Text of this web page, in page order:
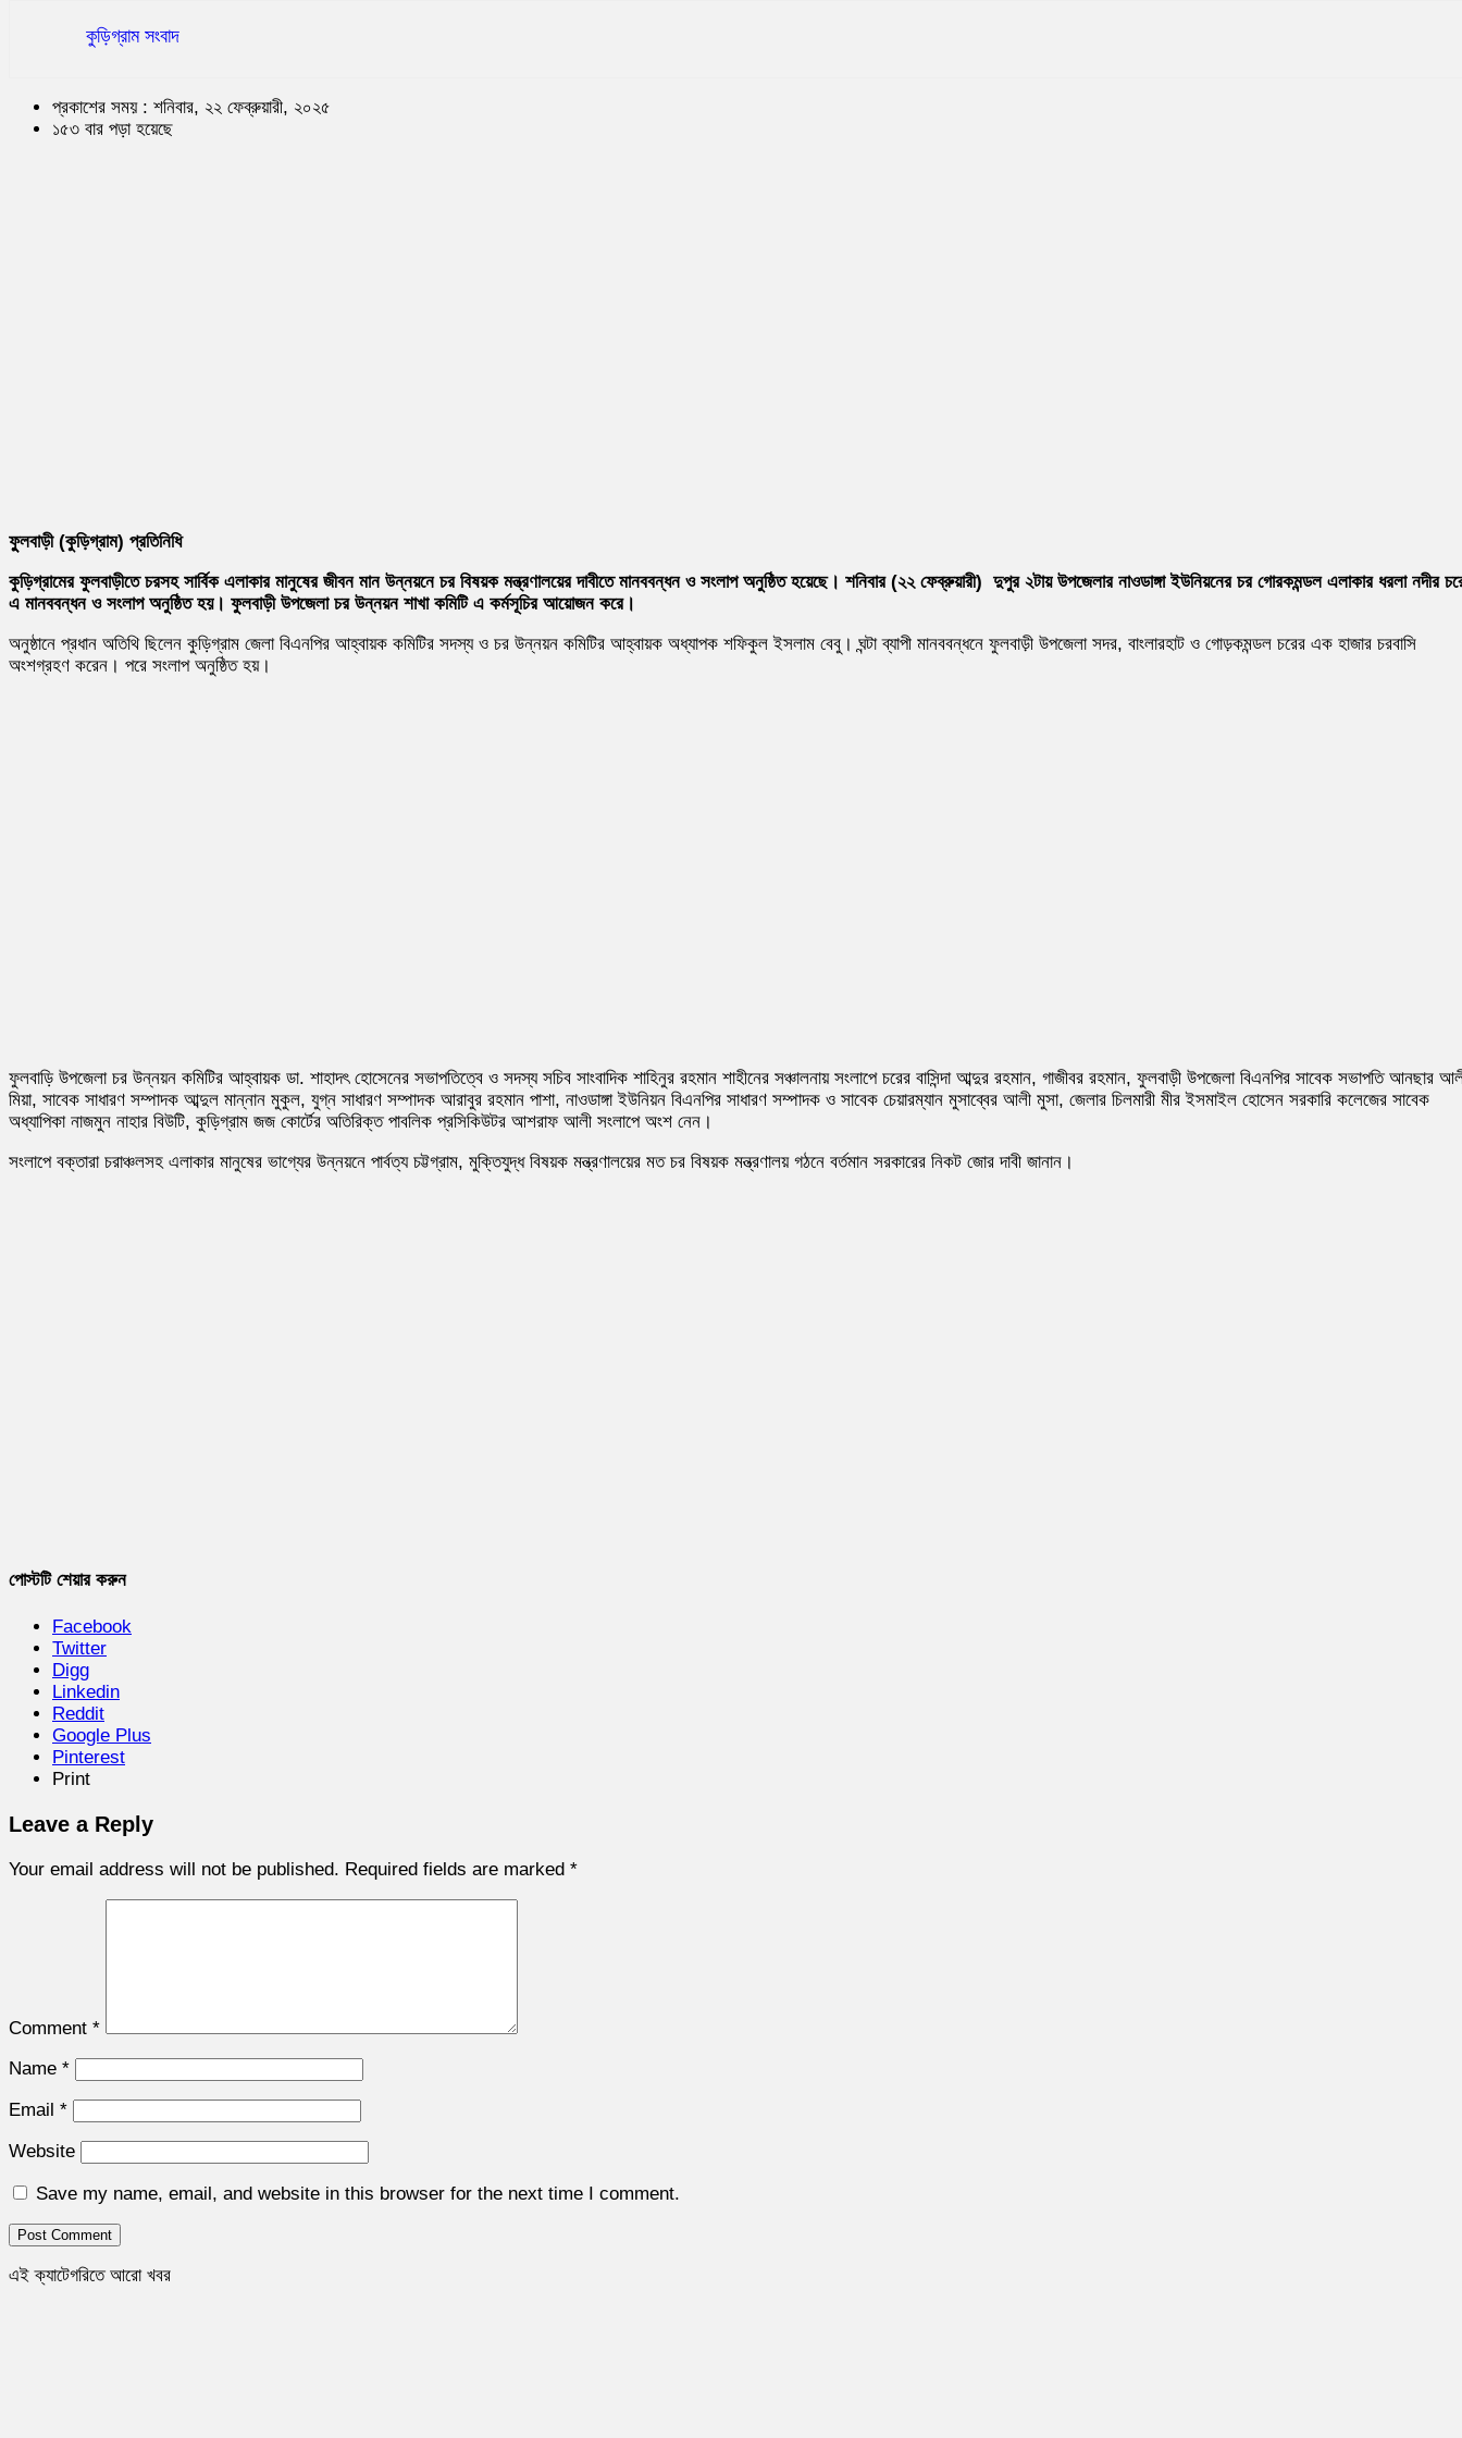
কুড়িগ্রাম সংবাদ
প্রকাশের সময় : শনিবার, ২২ ফেব্রুয়ারী, ২০২৫
১৫৩ বার পড়া হয়েছে
ফুুলবাড়ী (কুড়িগ্রাম) প্রতিনিধি
কুড়িগ্রামের ফুলবাড়ীতে চরসহ সার্বিক এলাকার মানুষের জীবন মান উন্নয়নে চর বিষয়ক মন্ত্রণালয়ের দাবীতে মানববন্ধন ও সংলাপ অনুষ্ঠিত হয়েছে। শনিবার (২২ ফেব্রুয়ারী) দুপুর ২টায় উপজেলার নাওডাঙ্গা ইউনিয়নের চর গোরকমন্ডল এলাকার ধরলা নদীর
এ মানববন্ধন ও সংলাপ অনুষ্ঠিত হয়। ফুলবাড়ী উপজেলা চর উন্নয়ন শাখা কমিটি এ কর্মসূচির আয়োজন করে।
অনুষ্ঠানে প্রধান অতিথি ছিলেন কুড়িগ্রাম জেলা বিএনপির আহ্বায়ক কমিটির সদস্য ও চর উন্নয়ন কমিটির আহ্বায়ক অধ্যাপক শফিকুল ইসলাম বেবু। ঘন্টা ব্যাপী মানববন্ধনে ফুলবাড়ী উপজেলা সদর, বাংলারহাট ও গোড়কমন্ডল চরের এক হাজার চরবাসি
অংশগ্রহণ করেন। পরে সংলাপ অনুষ্ঠিত হয়।
ফুলবাড়ি উপজেলা চর উন্নয়ন কমিটির আহ্বায়ক ডা. শাহাদৎ হোসেনের সভাপতিত্বে ও সদস্য সচিব সাংবাদিক শাহিনুর রহমান শাহীনের সঞ্চালনায় সংলাপে চরের বাসিন্দা আব্দুর রহমান, গাজীবর রহমান, ফুলবাড়ী উপজেলা বিএনপির সাবেক সভাপতি আনছার
মিয়া, সাবেক সাধারণ সম্পাদক আব্দুল মান্নান মুকুল, যুগ্ন সাধারণ সম্পাদক আরাবুর রহমান পাশা, নাওডাঙ্গা ইউনিয়ন বিএনপির সাধারণ সম্পাদক ও সাবেক চেয়ারম্যান মুসাব্বের আলী মুসা, জেলার চিলমারী মীর ইসমাইল হোসেন সরকারি কলেজের সাবেক
অধ্যাপিকা নাজমুন নাহার বিউটি, কুড়িগ্রাম জজ কোর্টের অতিরিক্ত পাবলিক প্রসিকিউটর আশরাফ আলী সংলাপে অংশ নেন।
সংলাপে বক্তারা চরাঞ্চলসহ এলাকার মানুষের ভাগ্যের উন্নয়নে পার্বত্য চট্টগ্রাম, মুক্তিযুদ্ধ বিষয়ক মন্ত্রণালয়ের মত চর বিষয়ক মন্ত্রণালয় গঠনে বর্তমান সরকারের নিকট জোর দাবী জানান।
পোস্টটি শেয়ার করুন
Facebook
Twitter
Digg
Linkedin
Reddit
Google Plus
Pinterest
Print
Leave a Reply
Your email address will not be published. Required fields are marked *
Comment *
Name *
Email *
Website
Save my name, email, and website in this browser for the next time I comment.
এই ক্যাটেগরিতে আরো খবর